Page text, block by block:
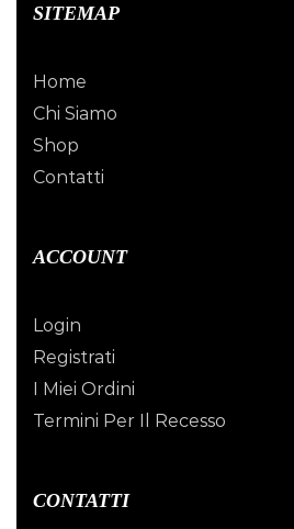
SITEMAP
Home
Chi Siamo
Shop
Contatti
ACCOUNT
Login
Registrati
I Miei Ordini
Termini Per Il Recesso
CONTATTI